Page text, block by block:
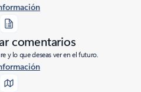
comentarios
y lo que deseas ver en el futuro.